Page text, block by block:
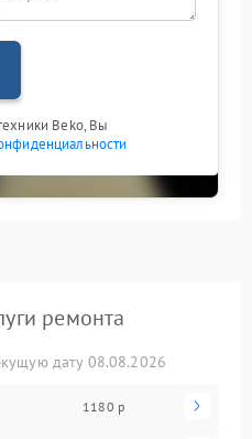
Beko, Вы
ремонта
дату 08.08.2026
1180 р